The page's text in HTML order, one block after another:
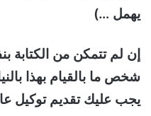
يهمل …)
إن لم تتمكن من الكتابة
شخص ما بالقيام بهذا
يجب عليك تقديم توكيل